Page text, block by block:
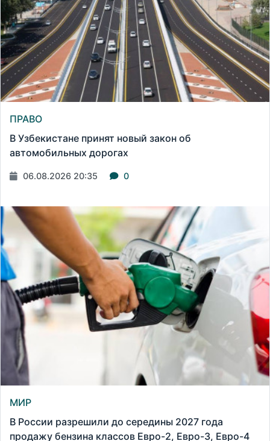
ПРАВО
В Узбекистане принят новый закон об
автомобильных дорогах
06.08.2026 20:35 0
МИР
В России разрешили до середины 2027 года
продажу бензина классов Евро-2, Евро-3, Евро-4